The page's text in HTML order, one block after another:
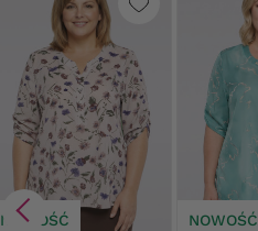
NOWOŚĆ NOWOŚĆ